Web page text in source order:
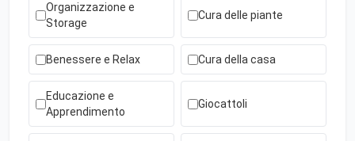
Organizzazione e
Storage
Cura delle piante
Benessere e Relax Cura della casa
Educazione e
Apprendimento
Giocattoli